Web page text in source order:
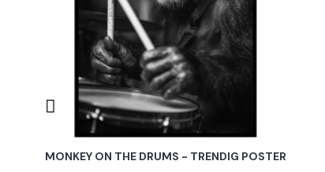
MONKEY ON THE DRUMS - TRENDIG POSTER